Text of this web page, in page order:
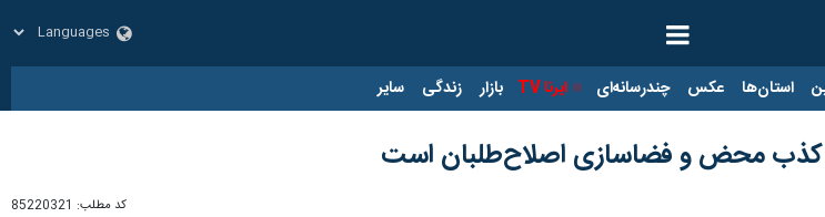
استان‌ها عکس چندرسانه‌ای ایرنا TV بازار زندگی سایر
کذب محض و فضاسازی اصلاح‌طلبان است
کد مطلب: 85220321